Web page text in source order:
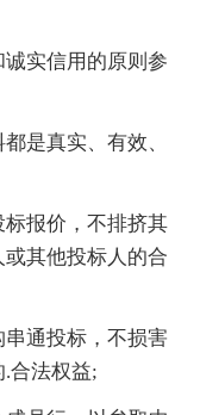
实信用的原则参
是真实、有效、
报价，不排挤其
其他投标人的合
通投标，不损害
合法权益;